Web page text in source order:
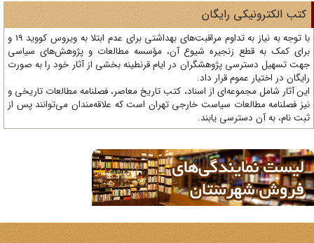
الکترونیکی رایگان
با توجه به نیاز به تداوم مراقبت‌های بهداشتی برای عدم ابتلا به ویروس کووید 19 و
کمک به قطع زنجیره شیوع آن، مؤسسه مطالعات و پژوهش‌های سیاسی
تسهیل دسترسی پژوهشگران در ایام قرنطینه بخشی از آثار خود را به صورت
در اختیار عموم قرار داد.
آثار شامل مجموعه‌ای از اسناد، کتب تاریخ معاصر، فصلنامه‌ مطالعات تاریخی و
فصلنامه مطالعات سیاست خارجی تهران است که علاقه‌مندان می‌توانند پس از
نام، به آن دسترسی یابند.